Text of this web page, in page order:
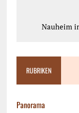
Nauheim
RUBRIKEN
Panorama